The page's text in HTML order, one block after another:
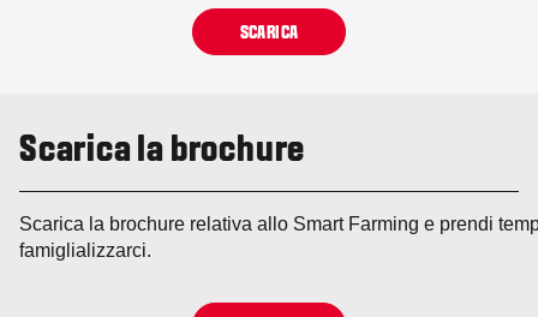
SCARICA
Scarica la brochure
Scarica la brochure relativa allo Smart Farming e prendi
famiglializzarci.